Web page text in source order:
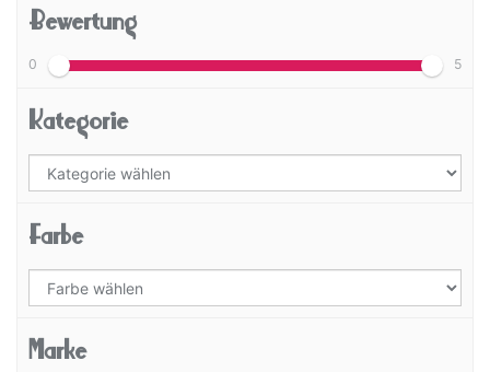
Bewertung
0 5
Kategorie
Farbe
Marke